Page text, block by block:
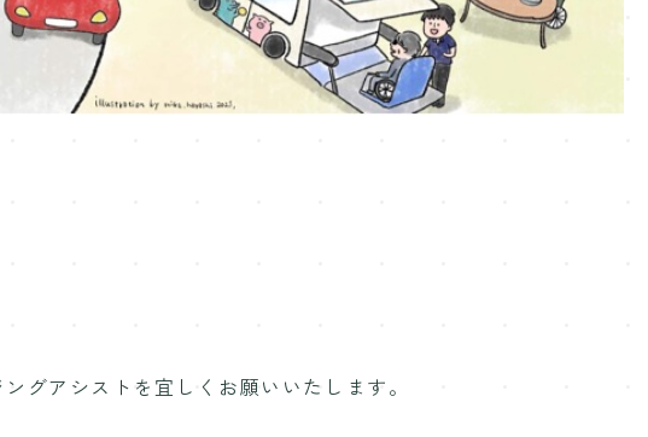
アシストを宜しくお願いいたします。